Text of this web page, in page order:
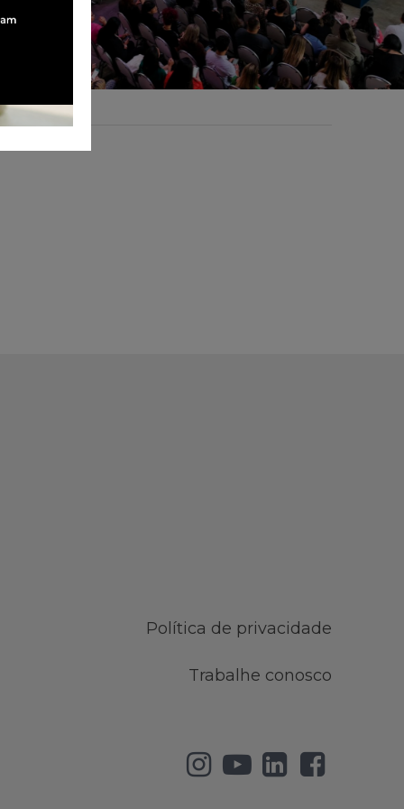
Política de privacidade
Trabalhe conosco